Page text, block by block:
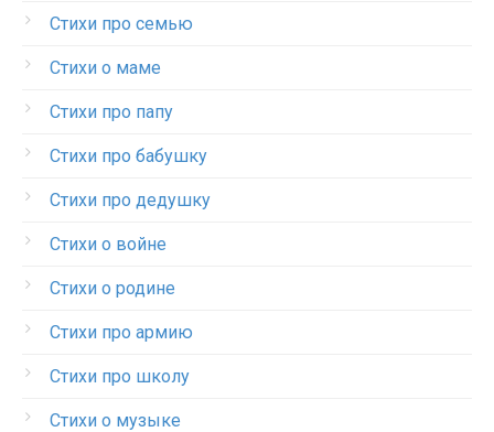
Стихи про семью
Стихи о маме
Стихи про папу
Стихи про бабушку
Стихи про дедушку
Стихи о войне
Стихи о родине
Стихи про армию
Стихи про школу
Стихи о музыке